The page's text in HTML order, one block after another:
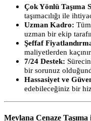
Çok Yönlü Taşıma
taşımacılığı ile
Uzman Kadro:
uzman bir ekip
Şeffaf
maliyetlerden
7/24 Destek:
bir sorunuz
Hassasiyet ve
edebileceğiniz bir
Mevlana Cenaze